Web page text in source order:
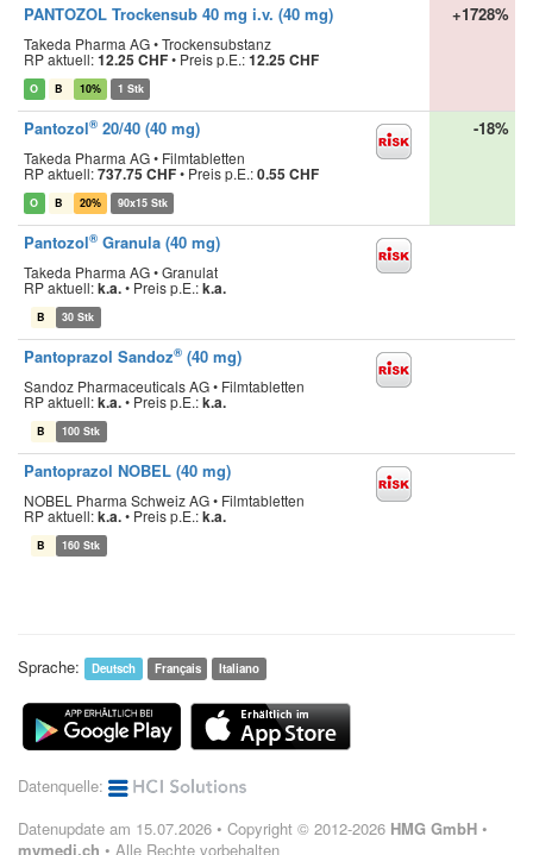
PANTOZOL Trockensub 40 mg i.v. (40 mg)
Takeda Pharma AG • Trockensubstanz
RP aktuell:12.25 CHF• Preis p.E.:12.25 CHF
O B 10% 1 Stk
+1728%
Pantozol® 20/40 (40 mg)
Takeda Pharma AG • Filmtabletten
RP aktuell:737.75 CHF• Preis p.E.:0.55 CHF
O B 20% 90x15 Stk
-18%
Pantozol® Granula (40 mg)
Takeda Pharma AG • Granulat
RP aktuell:k.a.• Preis p.E.:k.a.
B 30 Stk
Pantoprazol Sandoz® (40 mg)
Sandoz Pharmaceuticals AG • Filmtabletten
RP aktuell:k.a.• Preis p.E.:k.a.
B 100 Stk
Pantoprazol NOBEL (40 mg)
NOBEL Pharma Schweiz AG • Filmtabletten
RP aktuell:k.a.• Preis p.E.:k.a.
B 160 Stk
Sprache: Deutsch Français Italiano
Datenquelle:
Datenupdate am 15.07.2026 • Copyright © 2012-2026 HMG GmbH •
mymedi.ch • Alle Rechte vorbehalten